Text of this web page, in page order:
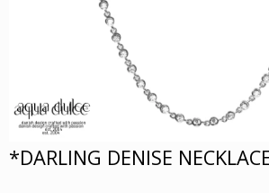
*DARLING DENISE